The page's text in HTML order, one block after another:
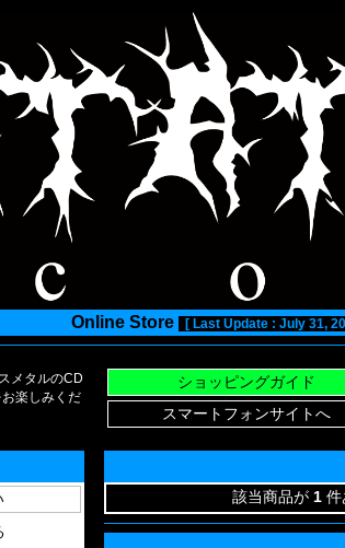
Online Store [ Last Update : July 31,
メタルのCD
楽しみくだ
該当商品が 1 件